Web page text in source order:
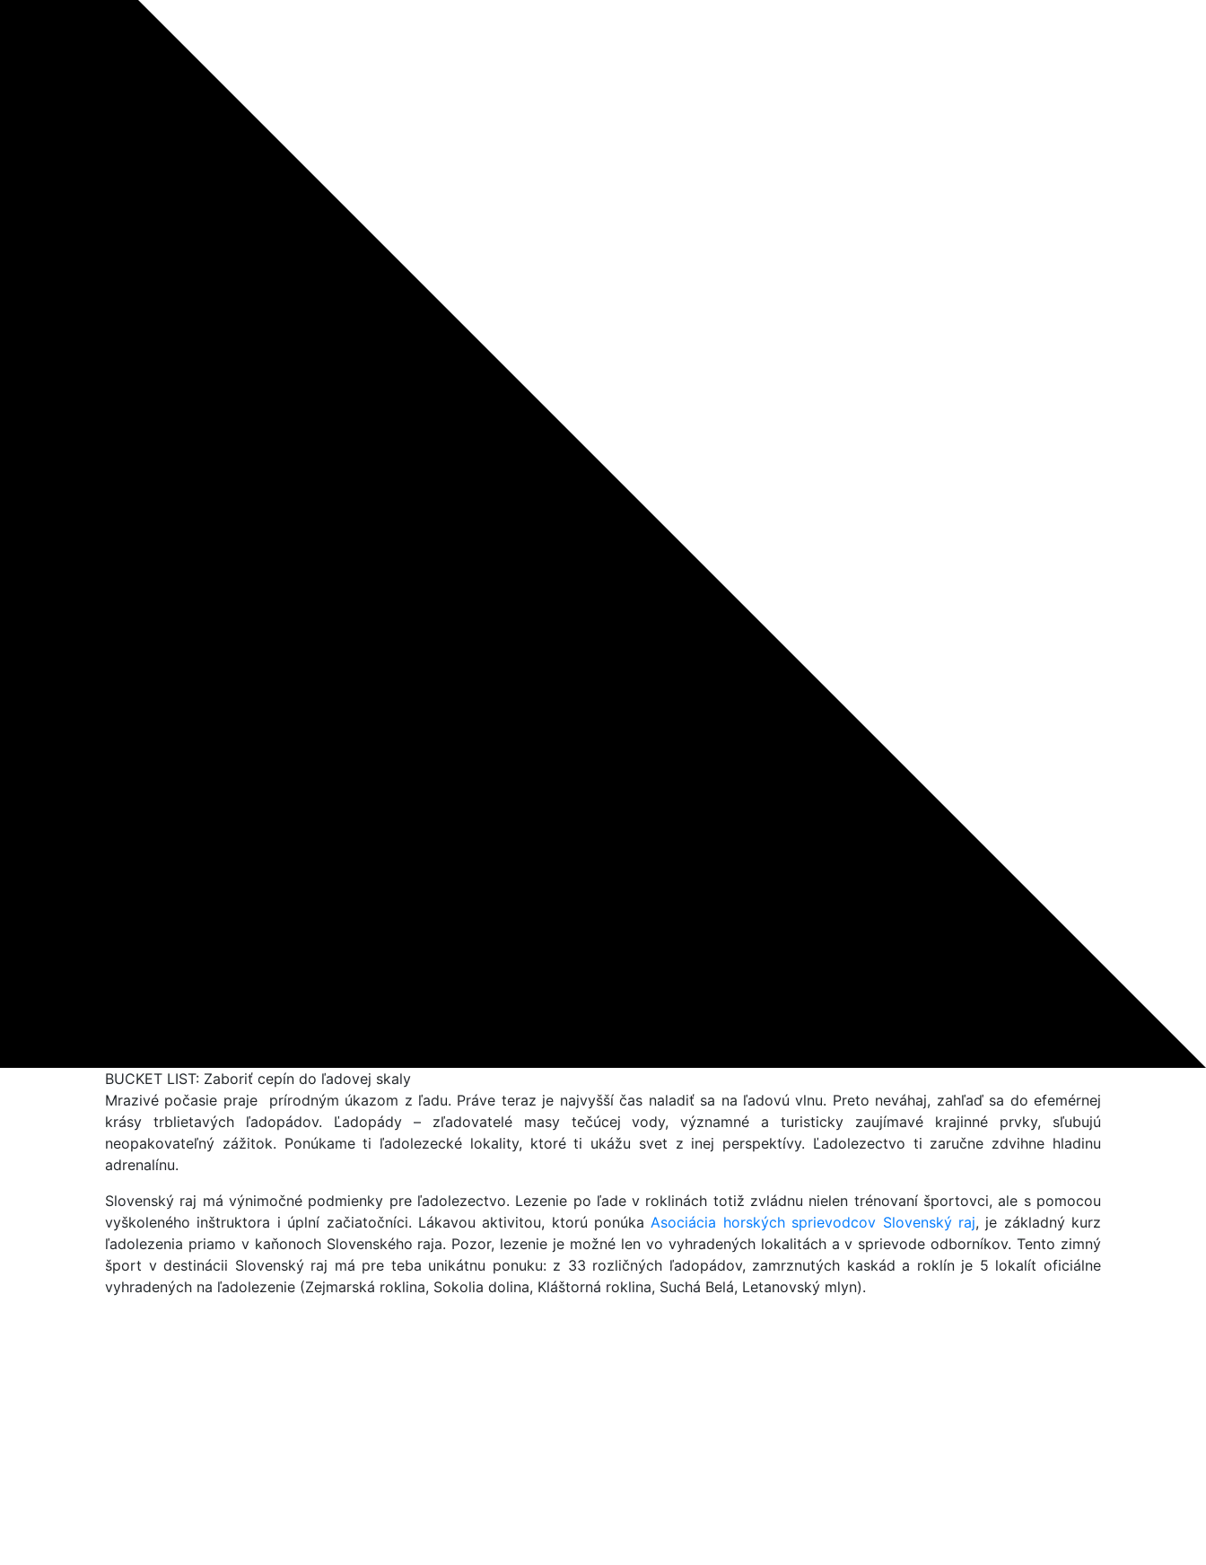
BUCKET LIST: Zaboriť cepín do ľadovej skaly
Mrazivé počasie praje prírodným úkazom z ľadu. Práve teraz je najvyšší čas naladiť sa na ľadovú vlnu. Preto neváhaj, zahľaď sa do efemérnej
krásy trblietavých ľadopádov. Ľadopády – zľadovatelé masy tečúcej vody, významné a turisticky zaujímavé krajinné prvky, sľubujú
neopakovateľný zážitok. Ponúkame ti ľadolezecké lokality, ktoré ti ukážu svet z inej perspektívy. Ľadolezectvo ti zaručne zdvihne hladinu
adrenalínu.
Slovenský raj má výnimočné podmienky pre ľadolezectvo. Lezenie po ľade v roklinách totiž zvládnu nielen trénovaní športovci, ale s pomocou
vyškoleného inštruktora i úplní začiatočníci. Lákavou aktivitou, ktorú ponúkaAsociácia horských sprievodcov Slovenský raj, je základný kurz
ľadolezenia priamo v kaňonoch Slovenského raja. Pozor, lezenie je možné len vo vyhradených lokalitách a v sprievode odborníkov. Tento zimný
šport v destinácii Slovenský raj má pre teba unikátnu ponuku: z 33 rozličných ľadopádov, zamrznutých kaskád a roklín je 5 lokalít oficiálne
vyhradených na ľadolezenie (Zejmarská roklina, Sokolia dolina, Kláštorná roklina, Suchá Belá, Letanovský mlyn).